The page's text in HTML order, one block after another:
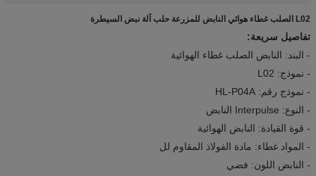
L02 الصلب غطاء هوائي النابض للمزرعة حلب آلة نبض السيطرة
تفاصيل سريعة:
- البند: النابض الصلب غطاء الهوائية
- نموذج: L02
- نموذج رقم: HL-P04A
- النوع: Interpulse النابض
- قوة القيادة: النابض الهوائية
- المواد غطاء: مادة الفولاذ المقاوم لل
- النابض اللون: فضي